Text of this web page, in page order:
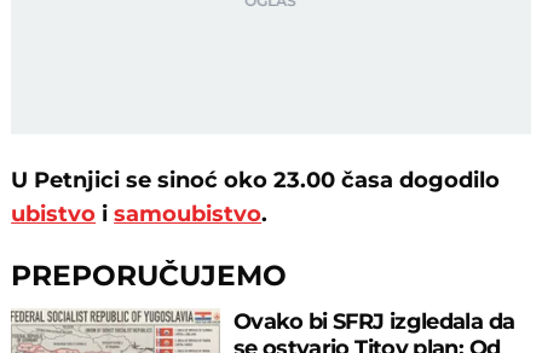
U Petnjici se sinoć oko 23.00 časa dogodilo
ubistvo isamoubistvo.
PREPORUČUJEMO
Ovako bi SFRJ izgledala da
se ostvario Titov plan: Od